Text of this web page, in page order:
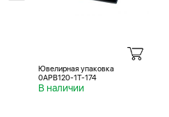
Ювелирная упаковка
0APB120-1T-174
В наличии